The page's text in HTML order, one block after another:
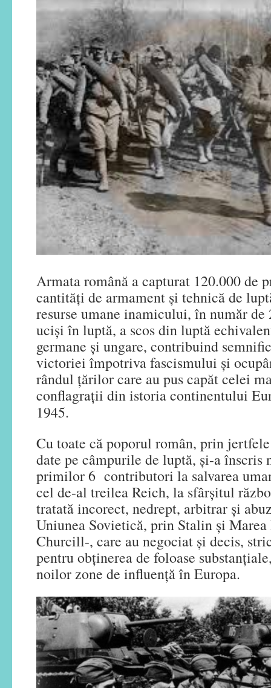
Armata română a capturat 120.000 de
cantități de armament și tehnică de
resurse umane inamicului, în număr de
uciși în luptă, a scos din luptă
germane și ungare, contribuind
victoriei împotriva fascismului și
rândul țărilor care au pus capăt celei
conflagrații din istoria continentului
1945.
Cu toate că poporul român, prin
date pe câmpurile de luptă, și-a înscris
primilor 6 contributori la salvarea
cel de-al treilea Reich, la sfârșitul
tratată incorect, nedrept, arbitrar și
Uniunea Sovietică, prin Stalin și
Churcill-, care au negociat și decis,
pentru obținerea de foloase
noilor zone de influență în Europa.